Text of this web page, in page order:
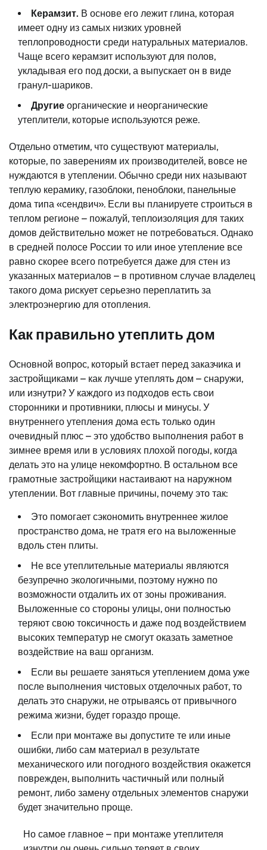
Керамзит. В основе его лежит глина, которая
имеет одну из самых низких уровней
теплопроводности среди натуральных материалов.
Чаще всего керамзит используют для полов,
укладывая его под доски, а выпускает он в виде
гранул-шариков.
Другие органические и неорганические
утеплители, которые используются реже.
Отдельно отметим, что существуют материалы,
которые, по заверениям их производителей, вовсе не
нуждаются в утеплении. Обычно среди них называют
теплую керамику, газоблоки, пеноблоки, панельные
дома типа «сендвич». Если вы планируете строиться в
теплом регионе – пожалуй, теплоизоляция для таких
домов действительно может не потребоваться. Однако
в средней полосе России то или иное утепление все
равно скорее всего потребуется даже для стен из
указанных материалов – в противном случае владелец
такого дома рискует серьезно переплатить за
электроэнергию для отопления.
Как правильно утеплить дом
Основной вопрос, который встает перед заказчика и
застройщиками – как лучше утеплять дом – снаружи,
или изнутри? У каждого из подходов есть свои
сторонники и противники, плюсы и минусы. У
внутреннего утепления дома есть только один
очевидный плюс – это удобство выполнения работ в
зимнее время или в условиях плохой погоды, когда
делать это на улице некомфортно. В остальном все
грамотные застройщики настаивают на наружном
утеплении. Вот главные причины, почему это так:
Это помогает сэкономить внутреннее жилое
пространство дома, не тратя его на выложенные
вдоль стен плиты.
Не все утеплительные материалы являются
безупречно экологичными, поэтому нужно по
возможности отдалить их от зоны проживания.
Выложенные со стороны улицы, они полностью
теряют свою токсичность и даже под воздействием
высоких температур не смогут оказать заметное
воздействие на ваш организм.
Если вы решаете заняться утеплением дома уже
после выполнения чистовых отделочных работ, то
делать это снаружи, не отрываясь от привычного
режима жизни, будет гораздо проще.
Если при монтаже вы допустите те или иные
ошибки, либо сам материал в результате
механического или погодного воздействия окажется
поврежден, выполнить частичный или полный
ремонт, либо замену отдельных элементов снаружи
будет значительно проще.
Но самое главное – при монтаже утеплителя